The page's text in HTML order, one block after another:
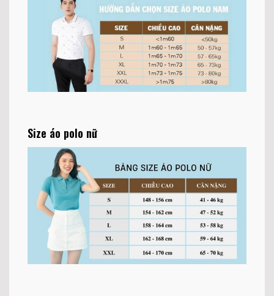
Size áo polo nữ